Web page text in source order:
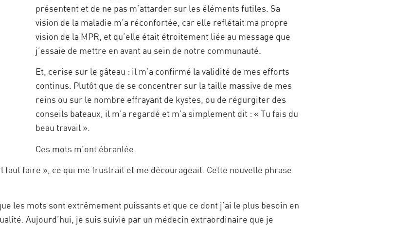
présentent et de ne pas m’attarder sur les éléments futiles. Sa
vision de la maladie m’a réconfortée, car elle reflétait ma propre
vision de la MPR, et qu’elle était étroitement liée au message que
j’essaie de mettre en avant au sein de notre communauté.
Et, cerise sur le gâteau : il m’a confirmé la validité de mes efforts
continus. Plutôt que de se concentrer sur la taille massive de mes
reins ou sur le nombre effrayant de kystes, ou de régurgiter des
conseils bateaux, il m’a regardé et m’a simplement dit : « Tu fais du
beau travail ».
Ces mots m’ont ébranlée.
faut faire », ce qui me frustrait et me décourageait. Cette nouvelle phrase
les mots sont extrêmement puissants et que ce dont j’ai le plus besoin en
Aujourd’hui, je suis suivie par un médecin extraordinaire que je